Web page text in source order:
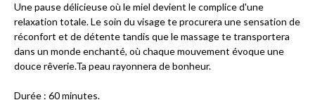
Une pause délicieuse où le miel devient le complice d'une
relaxation totale. Le soin du visage te procurera une sensation de
réconfort et de détente tandis que le massage te transportera
dans un monde enchanté, où chaque mouvement évoque une
douce rêverie.Ta peau rayonnera de bonheur.
Durée : 60 minutes.